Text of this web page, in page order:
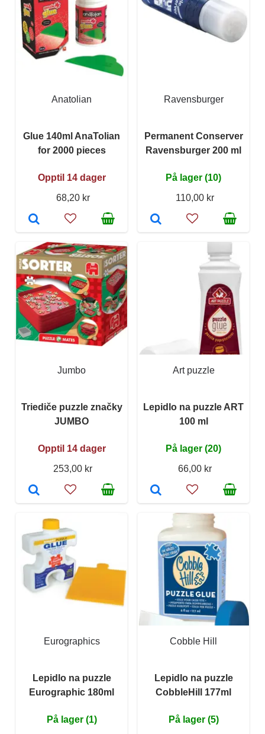
Anatolian
Glue 140ml AnaTolian
for 2000 pieces
Opptil 14 dager
68,20 kr
Ravensburger
Permanent Conserver
Ravensburger 200 ml
På lager (10)
110,00 kr
Jumbo
Triediče puzzle značky
JUMBO
Opptil 14 dager
253,00 kr
Art puzzle
Lepidlo na puzzle ART
100 ml
På lager (20)
66,00 kr
Eurographics
Lepidlo na puzzle
Eurographic 180ml
På lager (1)
Cobble Hill
Lepidlo na puzzle
CobbleHill 177ml
På lager (5)